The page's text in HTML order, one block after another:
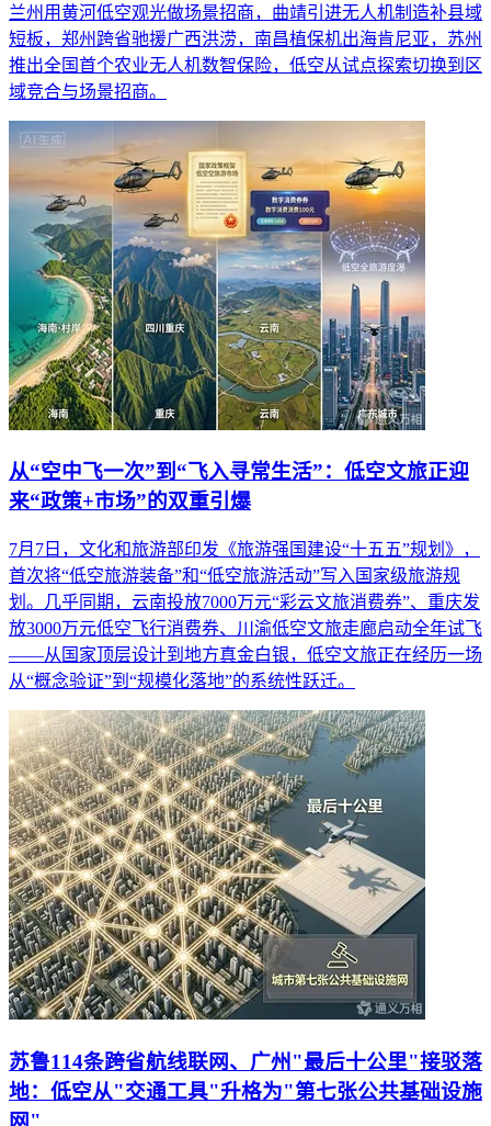
兰州用黄河低空观光做场景招商，曲靖引进无人机制造补县域
短板，郑州跨省驰援广西洪涝，南昌植保机出海肯尼亚，苏州
推出全国首个农业无人机数智保险，低空从试点探索切换到区
域竞合与场景招商。
从“空中飞一次”到“飞入寻常生活”：低空文旅正迎
来“政策+市场”的双重引爆
7月7日，文化和旅游部印发《旅游强国建设“十五五”规划》，
首次将“低空旅游装备”和“低空旅游活动”写入国家级旅游规
划。几乎同期，云南投放7000万元“彩云文旅消费券”、重庆发
放3000万元低空飞行消费券、川渝低空文旅走廊启动全年试飞
——从国家顶层设计到地方真金白银，低空文旅正在经历一场
从“概念验证”到“规模化落地”的系统性跃迁。
苏鲁114条跨省航线联网、广州"最后十公里"接驳落
地：低空从"交通工具"升格为"第七张公共基础设施
网"